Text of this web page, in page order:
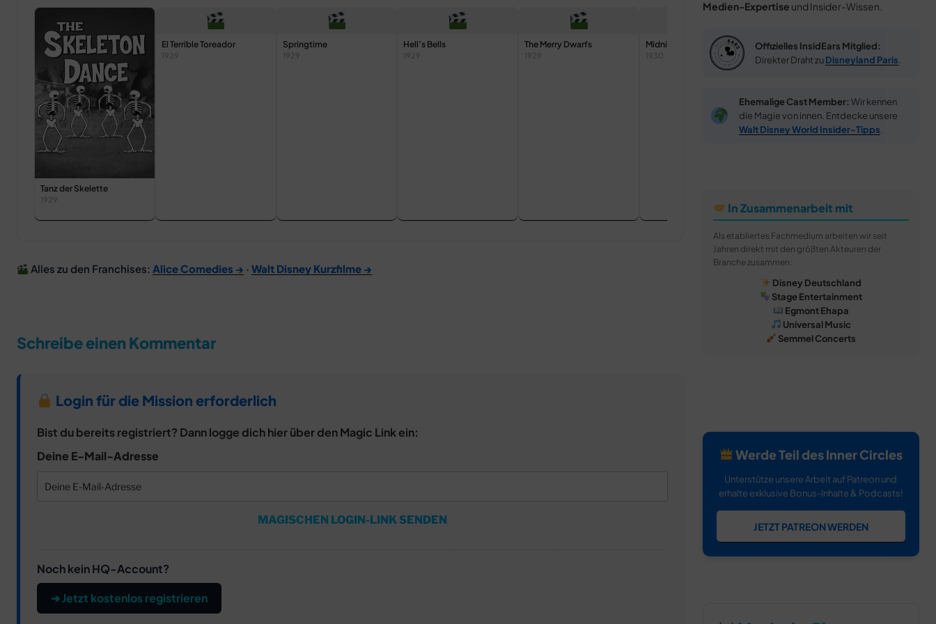
Tanz der Skelette
1929
El Terrible Toreador
1929
Springtime
1929
Hell’s Bells
1929
The Merry Dwarfs
1929
Midnight in a Toy Shop
1930
1930
1930
Alles zu den Franchises:Alice Comedies → ·Walt Disney Kurzfilme →
Schreibe einen Kommentar
Login für die Mission erforderlich
Bist du bereits registriert? Dann logge dich hier über den Magic Link ein:
Deine E-Mail-Adresse
MAGISCHEN LOGIN-LINK SENDEN
Noch kein HQ-Account?
➔ Jetzt kostenlos registrieren
Medien-Expertise und Insider-Wissen.
Offizielles InsidEars Mitglied:
Direkter Draht zuDisneyland Paris
Ehemalige Cast Member: Wir kennen
die Magie von innen. Entdecke unsere
Walt Disney World Insider-Tipps
In Zusammenarbeit mit
Als etabliertes Fachmedium arbeiten wir seit
Jahren direkt mit den größten Akteuren der
Branche zusammen:
Disney Deutschland
Stage Entertainment
Egmont Ehapa
Universal Music
Semmel Concerts
Werde Teil des Inner Circles
Unterstütze unsere Arbeit auf Patreon und
erhalte exklusive Bonus-Inhalte & Podcasts!
JETZT PATREON WERDEN